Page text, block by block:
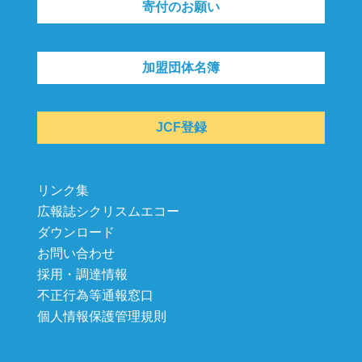
寄付のお願い
加盟団体名簿
JCF登録
リンク集
広報誌シクリスムエコー
ダウンロード
お問い合わせ
採用・調達情報
不正行為等通報窓口
個人情報保護管理規則